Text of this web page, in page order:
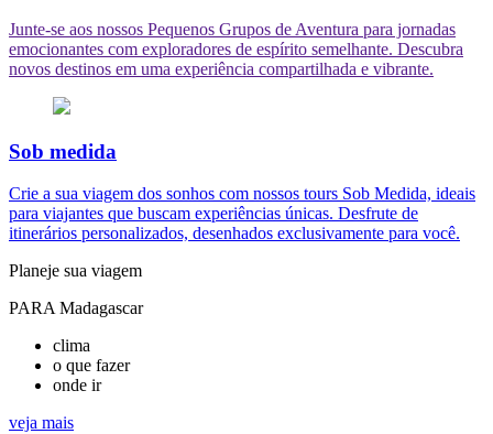
Junte-se aos nossos Pequenos Grupos de Aventura para jornadas
emocionantes com exploradores de espírito semelhante. Descubra
novos destinos em uma experiência compartilhada e vibrante.
Sob medida
Crie a sua viagem dos sonhos com nossos tours Sob Medida, ideais
para viajantes que buscam experiências únicas. Desfrute de
itinerários personalizados, desenhados exclusivamente para você.
Planeje sua viagem
PARA Madagascar
clima
o que fazer
onde ir
veja mais